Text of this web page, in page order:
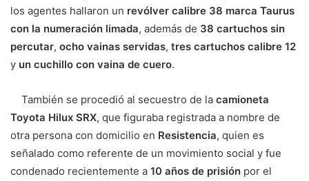
los agentes hallaron un revólver calibre 38 marca Taurus
con la numeración limada, además de 38 cartuchos sin
percutar, ocho vainas servidas, tres cartuchos calibre 12
y un cuchillo con vaina de cuero.
También se procedió al secuestro de la camioneta
Toyota Hilux SRX, que figuraba registrada a nombre de
otra persona con domicilio en Resistencia, quien es
señalado como referente de un movimiento social y fue
condenado recientemente a 10 años de prisión por el